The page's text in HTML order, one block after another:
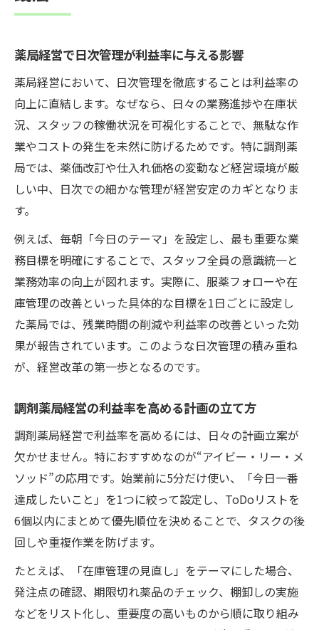
薬局経営で日次管理が利益率に与える影響
薬局経営において、日次管理を徹底することは利益率の
向上に直結します。なぜなら、日々の業務進捗や在庫状
況、スタッフの稼働状況を可視化することで、無駄な作
業やコストの発生を未然に防げるためです。特に調剤薬
局では、薬価改訂や仕入れ価格の変動など経営環境が厳
しい中、日次での細かな管理が経営安定のカギとなりま
す。
例えば、毎朝「今日のテーマ」を設定し、最も重要な業
務目標を明確にすることで、スタッフ全員の意識統一と
業務効率の向上が図れます。実際に、服薬フォローや在
庫管理の改善といった具体的な目標を1日ごとに設定し
た薬局では、残業時間の削減や利益率の改善といった効
果が報告されています。このような日次管理の積み重ね
が、経営改革の第一歩となるのです。
調剤薬局経営の利益率を高める計画の立て方
調剤薬局経営で利益率を高めるには、日々の計画立案が
欠かせません。特におすすめなのが“アイビー・リー・メ
ソッド”の応用です。始業前に5分だけ使い、「今日一番
達成したいこと」を1つに絞って設定し、ToDoリストを
6個以内にまとめて優先順位を決めることで、タスクの後
回しや重複作業を防げます。
たとえば、「在庫管理の見直し」をテーマにした場合、
発注点の確認、期限切れ薬品のチェック、棚卸しの実施
などをリスト化し、重要度の高いものから順に取り組み